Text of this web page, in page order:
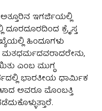
ಅತ್ತೂರಿನ ಇಗರ್ಜಿಯಲ್ಲಿ
ಕ್ರೈಸ್ತ
ಹಿಂದೂಗಳು
ಮತಧರ್ಮದವರಾದರೇನು,
ಎಂಬ ಮುಗ್ಧ
ಭಾರತೀಯ ಧಾರ್ಮಿಕ
ಅವರೂ ಮೊಂಬತ್ತಿ